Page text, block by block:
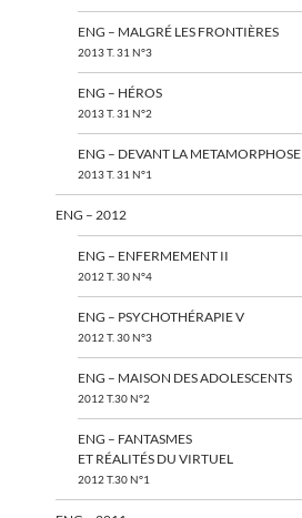
ENG – MALGRÉ LES FRONTIÈRES
2013 T. 31 N°3
ENG – HÉROS
2013 T. 31 N°2
ENG – DEVANT LA METAMORPHOSE
2013 T. 31 N°1
ENG – 2012
ENG – ENFERMEMENT II
2012 T. 30 N°4
ENG – PSYCHOTHÉRAPIE V
2012 T. 30 N°3
ENG – MAISON DES ADOLESCENTS
2012 T.30 N°2
ENG – FANTASMES
ET RÉALITÉS DU VIRTUEL
2012 T.30 N°1